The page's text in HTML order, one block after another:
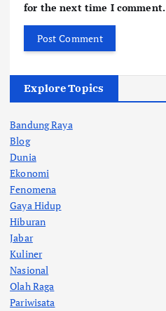
for the next time I comment.
Explore Topics
Bandung Raya
Blog
Dunia
Ekonomi
Fenomena
Gaya Hidup
Hiburan
Jabar
Kuliner
Nasional
Olah Raga
Pariwisata